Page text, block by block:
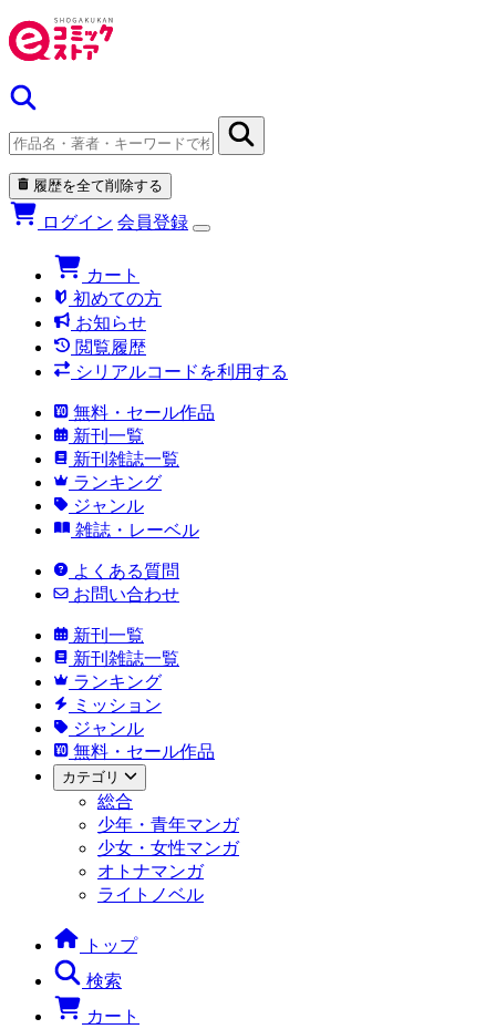
履歴を全て削除する
ログイン 会員登録
カート
初めての方
お知らせ
閲覧履歴
シリアルコードを利用する
無料・セール作品
新刊一覧
新刊雑誌一覧
ランキング
ジャンル
雑誌・レーベル
よくある質問
お問い合わせ
新刊一覧
新刊雑誌一覧
ランキング
ミッション
ジャンル
無料・セール作品
カテゴリ
総合
少年・青年マンガ
少女・女性マンガ
オトナマンガ
ライトノベル
トップ
検索
カート